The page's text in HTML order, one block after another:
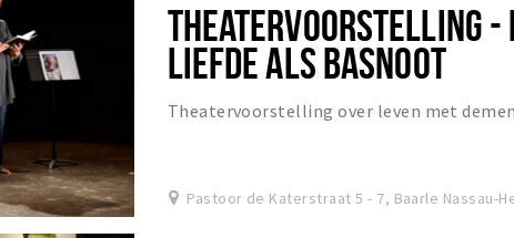
THEATERVOORSTELLING
LIEFDE ALS BASNOOT
Theatervoorstelling over leven met
Pastoor de Katerstraat 5 - 7, Baarle Nassau-